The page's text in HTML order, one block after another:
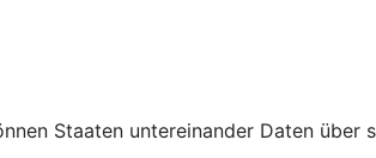
Staaten untereinander Daten